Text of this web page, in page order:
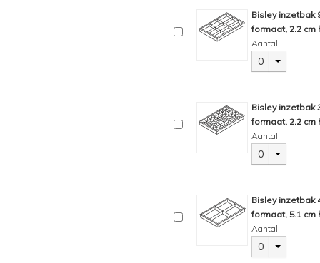
Bisley inzetbak
formaat, 2.2 cm
Aantal
0
Bisley inzetbak
formaat, 2.2 cm
Aantal
0
Bisley inzetbak
formaat, 5.1 cm
Aantal
0